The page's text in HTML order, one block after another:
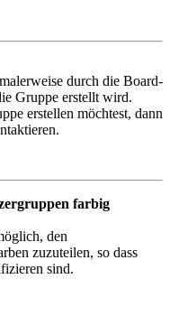
durch die Board-
Gruppe erstellt wird.
erstellen möchtest, dann
farbig
den
zuzuteilen, so dass
sind.